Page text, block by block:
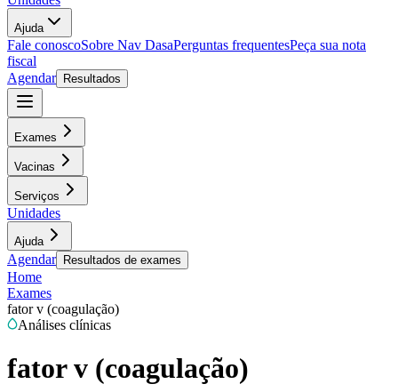
Ajuda
Fale conoscoSobre Nav DasaPerguntas frequentesPeça sua nota
fiscal
Agendar
Resultados
Exames
Vacinas
Serviços
Unidades
Ajuda
Agendar Resultados de exames
Home
Exames
fator v (coagulação)
Análises clínicas
fator v (coagulação)